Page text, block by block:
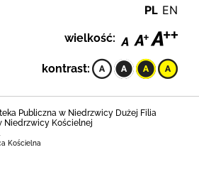
PL EN
wielkość:
kontrast:
Publiczna w Niedrzwicy Dużej Filia
Niedrzwicy Kościelnej
Kościelna